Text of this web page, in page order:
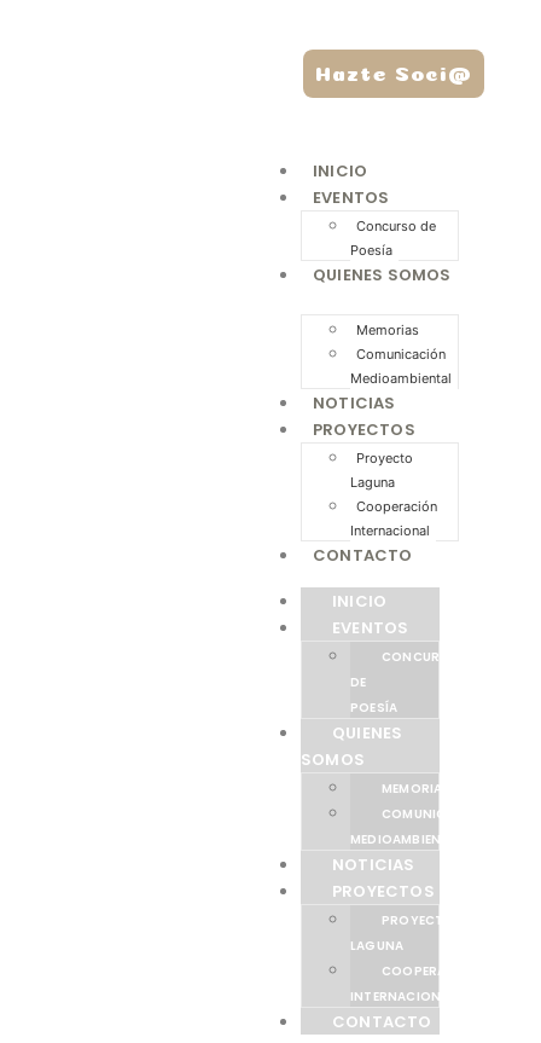
INICIO
EVENTOS
Concurso de
Poesía
QUIENES SOMOS
Memorias
Comunicación
Medioambiental
NOTICIAS
PROYECTOS
Proyecto
Laguna
Cooperación
Internacional
CONTACTO
INICIO
EVENTOS
CONCURSO
DE
POESÍA
QUIENES
SOMOS
MEMORIAS
COMUNICACIÓN
MEDIOAMBIENTAL
NOTICIAS
PROYECTOS
PROYECTO
LAGUNA
COOPERACIÓN
INTERNACIONAL
CONTACTO
Hazte Soci@